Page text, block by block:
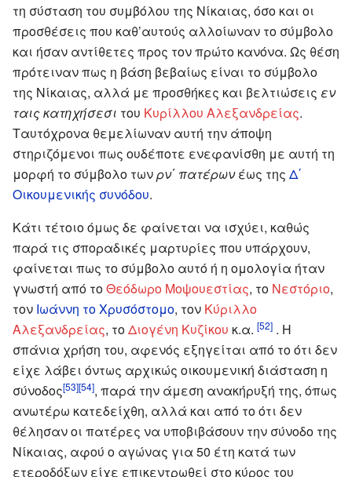
τη σύσταση του συμβόλου της Νίκαιας, όσο και οι
προσθέσεις που καθ’αυτούς αλλοίωναν το σύμβολο
και ήσαν αντίθετες προς τον πρώτο κανόνα. Ως θέση
πρότειναν πως η βάση βεβαίως είναι το σύμβολο
της Νίκαιας, αλλά με προσθήκες και βελτιώσεις εν
ταις κατηχήσεσι του Κυρίλλου Αλεξανδρείας.
Ταυτόχρονα θεμελίωναν αυτή την άποψη
στηριζόμενοι πως ουδέποτε ενεφανίσθη με αυτή τη
μορφή το σύμβολο τωνρν΄ πατέρωνέως της Δ΄
Οικουμενικής συνόδου.
Κάτι τέτοιο όμως δε φαίνεται να ισχύει, καθώς
παρά τις σποραδικές μαρτυρίες που υπάρχουν,
φαίνεται πως το σύμβολο αυτό ή η ομολογία ήταν
γνωστή από τοΘεόδωρο Μοψουεστίας, το Νεστόριο,
τον Ιωάννη το Χρυσόστομο, τον Κύριλλο
Αλεξανδρείας, τοΔιογένη Κυζίκου κ.α. [52] . Η
σπάνια χρήση του, αφενός εξηγείται από το ότι δεν
είχε λάβει όντως αρχικώς οικουμενική διάσταση η
σύνοδος[53][54], παρά την άμεση ανακήρυξή της, όπως
ανωτέρω κατεδείχθη, αλλά και από το ότι δεν
θέλησαν οι πατέρες να υποβιβάσουν την σύνοδο της
Νίκαιας, αφού ο αγώνας για 50 έτη κατά των
ετεροδόξων είχε επικεντρωθεί στο κύρος του